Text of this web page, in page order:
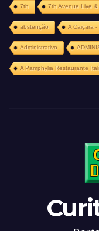
7th 7th Avenue Live &
abstenção A Caiçara
Administrativo
A Pamphylia Restaurante